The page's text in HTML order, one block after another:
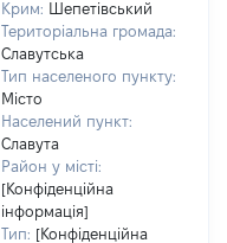
Крим:
Шепетівський
Територіальна громада:
Славутська
Тип населеного пункту:
Місто
Населений пункт:
Славута
Район у місті:
[Конфіденційна
інформація]
Тип: [Конфіденційна